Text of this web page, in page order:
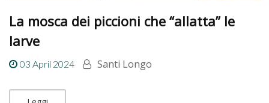
La mosca dei piccioni che “allatta” le
larve
03 April 2024 Santi Longo